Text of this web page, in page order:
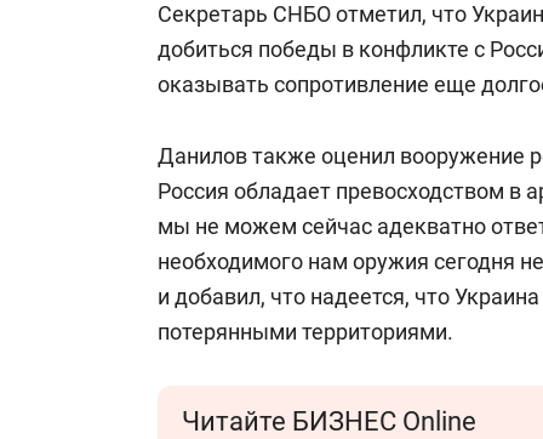
Секретарь СНБО отметил, что
добиться победы в конфликте с
оказывать сопротивление еще
Данилов также оценил вооружение
Россия обладает превосходством в
мы не можем сейчас адекватно
необходимого нам оружия сегодня
и добавил, что надеется, что
потерянными территориями.
Читайте БИЗНЕС Online
когда человек не считает
свою сверхнагрузку
стрессом»
с мебелью
для меня